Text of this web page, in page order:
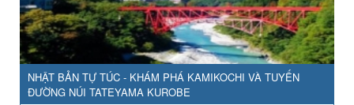
NHẬT BẢN TỰ TÚC - KHÁM PHÁ KAMIKOCHI VÀ TUYẾN
ĐƯỜNG NÚI TATEYAMA KUROBE